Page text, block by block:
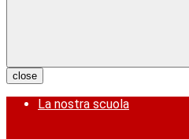
close
La nostra scuola